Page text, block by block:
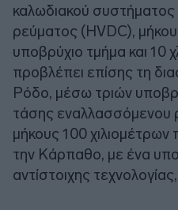
καλωδιακού
ρεύματος (HVDC),
υποβρύχιο τμήμα και 10
προβλέπει επίσης τη
Ρόδο, μέσω τριών
τάσης εναλλασσόμενου
μήκους 100
την Κάρπαθο, με ένα
αντίστοιχης